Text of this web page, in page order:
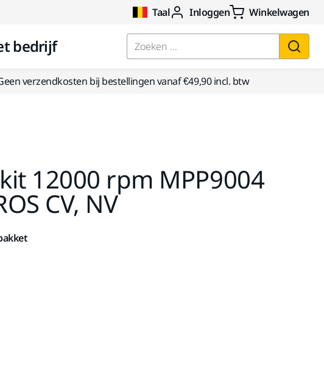
Taal Inloggen Winkelwagen
bedrijf Zoeken ...
verzendkosten bij bestellingen vanaf €49,90 incl. btw
12000 rpm MPP9004
CV, NV
inclusief BTW 21%